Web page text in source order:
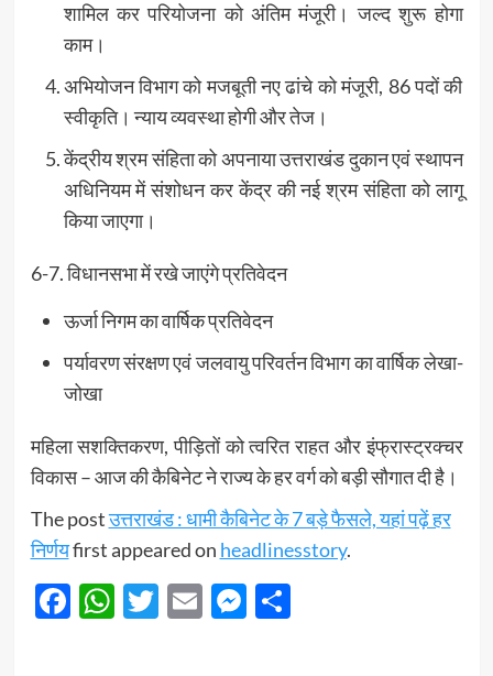
शामिल कर परियोजना को अंतिम मंजूरी। जल्द शुरू होगा
काम।
अभियोजन विभाग को मजबूती नए ढांचे को मंजूरी, 86 पदों की
स्वीकृति। न्याय व्यवस्था होगी और तेज।
केंद्रीय श्रम संहिता को अपनाया उत्तराखंड दुकान एवं स्थापन
अधिनियम में संशोधन कर केंद्र की नई श्रम संहिता को लागू
किया जाएगा।
6-7. विधानसभा में रखे जाएंगे प्रतिवेदन
ऊर्जा निगम का वार्षिक प्रतिवेदन
पर्यावरण संरक्षण एवं जलवायु परिवर्तन विभाग का वार्षिक लेखा-
जोखा
महिला सशक्तिकरण, पीड़ितों को त्वरित राहत और इंफ्रास्ट्रक्चर
विकास – आज की कैबिनेट ने राज्य के हर वर्ग को बड़ी सौगात दी है।
The postउत्तराखंड : धामी कैबिनेट के 7 बड़े फैसले, यहां पढ़ें हर
निर्णयfirst appeared on headlinesstory.
Facebook
WhatsApp
Twitter
EmailMessenger
Share